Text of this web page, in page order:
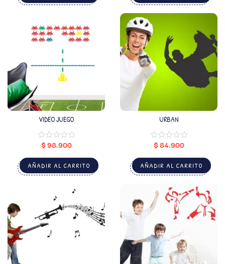
VIDEO JUEGO
$98.900
AÑADIR AL CARRITO
URBAN
$84.900
AÑADIR AL CARRITO